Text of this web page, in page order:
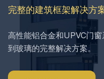
完整的建筑框架解决方
高性能铝合金和UPVC门
到玻璃的完整解决方案。